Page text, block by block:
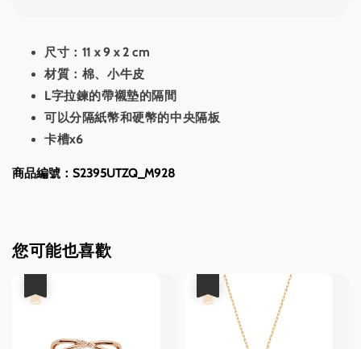
尺寸：11 x 9 x 2 cm
材質：棉、小牛皮
L字拉鍊的帶襯墊的隔間
可以分隔紙幣和硬幣的中央隔板
卡槽x6
商品編號：S2395UTZQ_M928
您可能也喜歡